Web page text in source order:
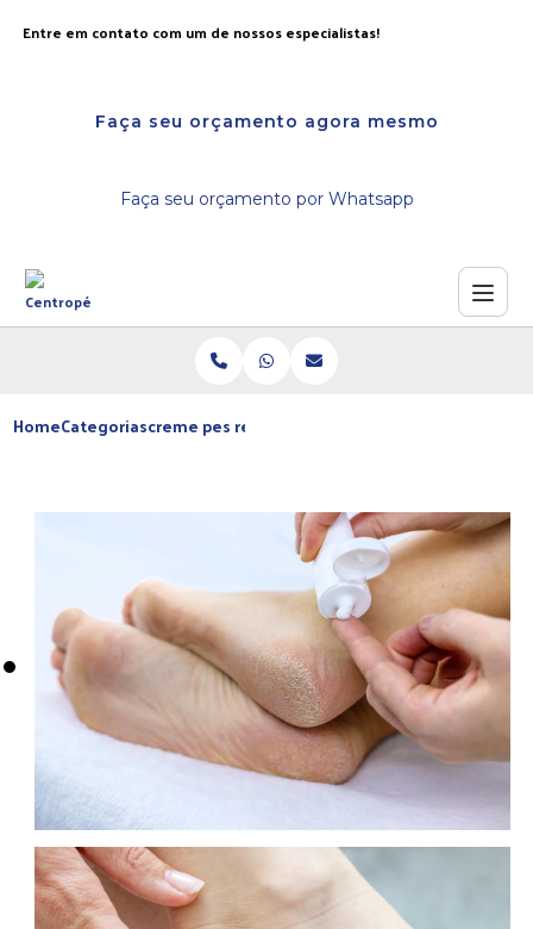
Entre em contato com um de nossos especialistas!
Faça seu orçamento agora mesmo
Faça seu orçamento por Whatsapp
HomeCategoriascreme pes ressecados